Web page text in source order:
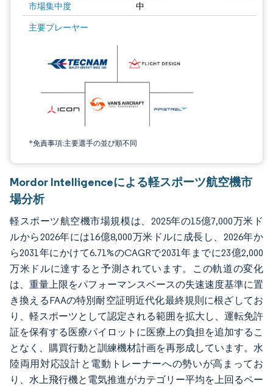
市場集中度 中
主要プレーヤー
*免責事項:主要選手の並び順不同
画像 © Mordor Intelligence。再利用にはCC BY 4.0の表示が必要です。
Mordor Intelligenceによる軽スポーツ航空機市
場分析
軽スポーツ航空機市場規模は、2025年の15億7,000万米ド
ルから2026年には16億8,000万米ドルに成長し、2026年か
ら2031年にかけて6.71%のCAGRで2031年までに23億2,000
万米ドルに達すると予測されています。この軌道の変化
は、重量上限をパフォーマンスベースの失速速度基準に置
き換えるFAAの特別耐空証明近代化最終規則に根ざしてお
り、軽スポーツとして認定される範囲を拡大し、運転免許
証を保有する医療パイロットに医療上の負担を追加するこ
となく、購買行動と訓練機材計画を再形成しています。水
陸両用対応設計と電動トレーナーへの勢いが高まってお
り、水上飛行機と電気推進がカテゴリー平均を上回るペー